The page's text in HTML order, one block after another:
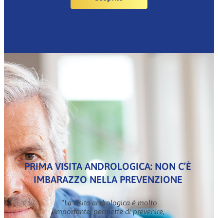
PRIMA VISITA ANDROLOGICA: NON C’È
IMBARAZZO NELLA PREVENZIONE
“La visita andrologica è molto
importante: permette di prevenire,